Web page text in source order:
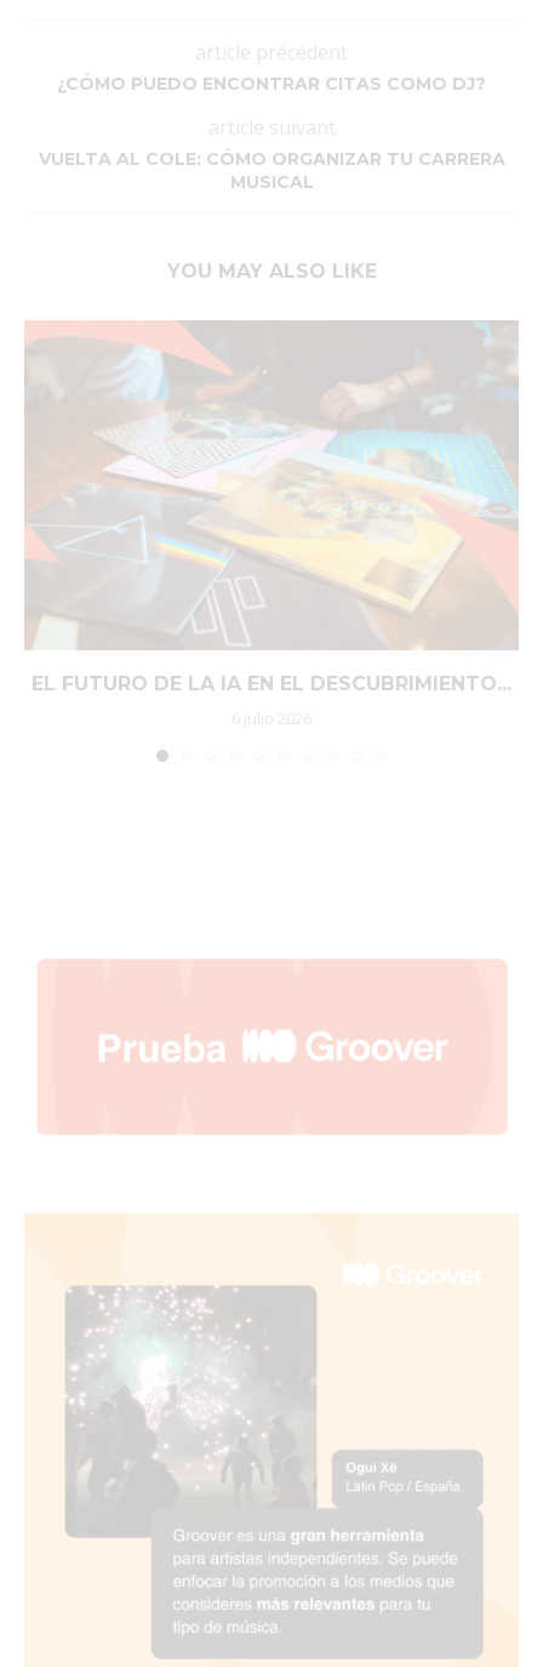
article précédent
¿CÓMO PUEDO ENCONTRAR CITAS COMO DJ?
article suivant
VUELTA AL COLE: CÓMO ORGANIZAR TU CARRERA
MUSICAL
YOU MAY ALSO LIKE
EL FUTURO DE LA IA EN EL DESCUBRIMIENTO...
6 julio 2026